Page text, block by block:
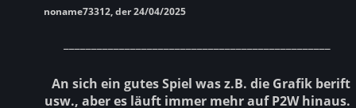
noname73312, der 24/04/2025
An sich ein gutes Spiel was z.B. die Grafik berift
usw., aber es läuft immer mehr auf P2W hinaus.